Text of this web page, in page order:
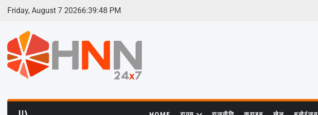
Skip
Friday, August 7 20266:39:49 PM